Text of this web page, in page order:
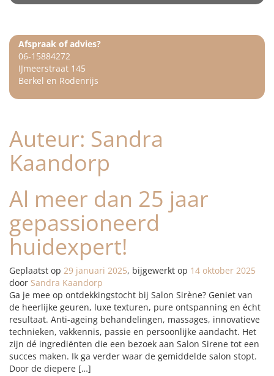
Afspraak of advies?
06-15884272
IJmeerstraat 145
Berkel en Rodenrijs
Auteur: Sandra
Kaandorp
Al meer dan 25 jaar
gepassioneerd
huidexpert!
Geplaatst op 29 januari 2025, bijgewerkt op 14 oktober 2025
door Sandra Kaandorp
Ga je mee op ontdekkingstocht bij Salon Sirène? Geniet van
de heerlijke geuren, luxe texturen, pure ontspanning en écht
resultaat. Anti-ageing behandelingen, massages, innovatieve
technieken, vakkennis, passie en persoonlijke aandacht. Het
zijn dé ingrediënten die een bezoek aan Salon Sirene tot een
succes maken. Ik ga verder waar de gemiddelde salon stopt.
Door de diepere […]